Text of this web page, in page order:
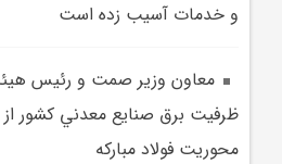
و خدمات آسيب زده است
معاون وزير صمت و رئيس
محوريت فولاد مباركه